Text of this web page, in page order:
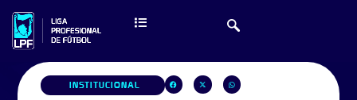
INSTITUCIONAL